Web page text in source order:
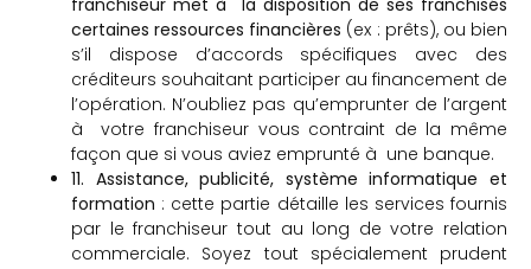
franchiseur met à la disposition de ses franchisés
certaines ressources financières (ex : prêts), ou bien
s’il dispose d’accords spécifiques avec des
créditeurs souhaitant participer au financement de
l’opération. N’oubliez pas qu’emprunter de l’argent
à votre franchiseur vous contraint de la même
façon que si vous aviez emprunté à une banque.
11. Assistance, publicité, système informatique et
formation : cette partie détaille les services fournis
par le franchiseur tout au long de votre relation
commerciale. Soyez tout spécialement prudent